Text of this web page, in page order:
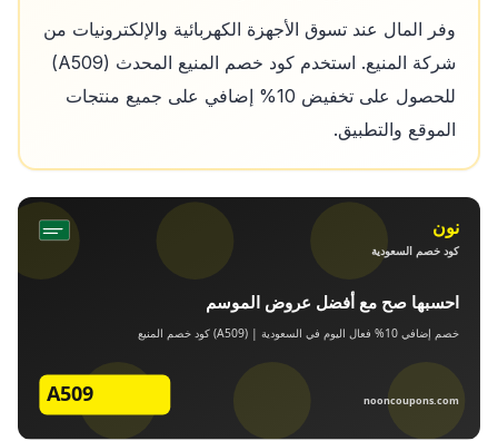
وفر المال عند تسوق الأجهزة الكهربائية والإلكترونيات من
شركة المنيع. استخدم كود خصم المنيع المحدث (A509)
للحصول على تخفيض 10% إضافي على جميع منتجات
الموقع والتطبيق.